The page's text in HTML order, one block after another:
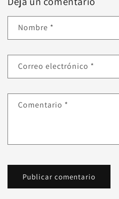
Nombre *
Correo electrónico *
Comentario *